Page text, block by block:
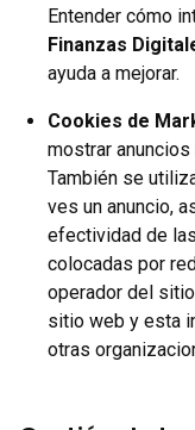
Entender cómo
Finanzas
ayuda a mejorar.
Cookies de
mostrar
También se
ves un anuncio,
efectividad de
colocadas por
operador del
sitio web y esta
otras